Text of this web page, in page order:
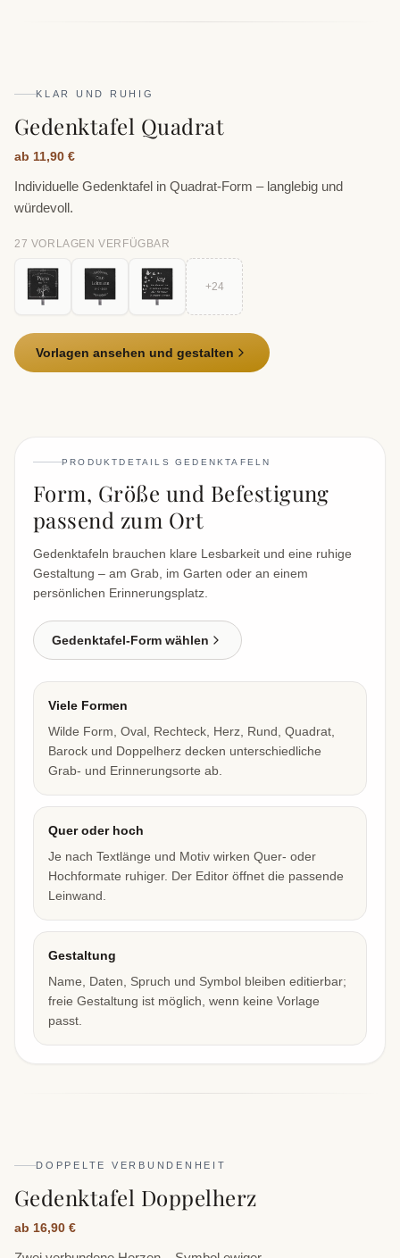
KLAR UND RUHIG
Gedenktafel Quadrat
ab 11,90 €
Individuelle Gedenktafel in Quadrat-Form – langlebig und
würdevoll.
27 VORLAGE N VERFÜGBAR
+24
Vorlagen ansehen und gestalten
PRODUKTDETAILS GEDENKTAFELN
Form, Größe und Befestigung
passend zum Ort
Gedenktafeln brauchen klare Lesbarkeit und eine ruhige
Gestaltung – am Grab, im Garten oder an einem
persönlichen Erinnerungsplatz.
Gedenktafel-Form wählen
Viele Formen
Wilde Form, Oval, Rechteck, Herz, Rund, Quadrat,
Barock und Doppelherz decken unterschiedliche
Grab- und Erinnerungsorte ab.
Quer oder hoch
Je nach Textlänge und Motiv wirken Quer- oder
Hochformate ruhiger. Der Editor öffnet die passende
Leinwand.
Gestaltung
Name, Daten, Spruch und Symbol bleiben editierbar;
freie Gestaltung ist möglich, wenn keine Vorlage
passt.
DOPPELTE VERBUNDENHEIT
Gedenktafel Doppelherz
ab 16,90 €